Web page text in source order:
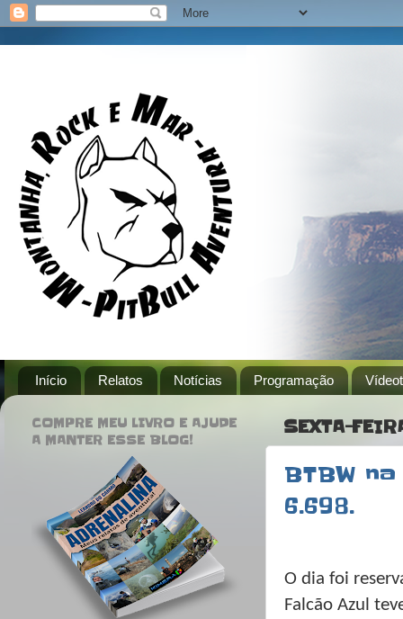
Início Relatos Notícias Programação
SEXTA-
BTBW
6.698.
O dia foi
Falcão Azul
COMPRE MEU LIVRO E AJUDE
A MANTER ESSE BLOG!